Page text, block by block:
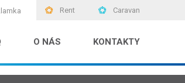
Rent Caravan
O NÁS KONTAKTY